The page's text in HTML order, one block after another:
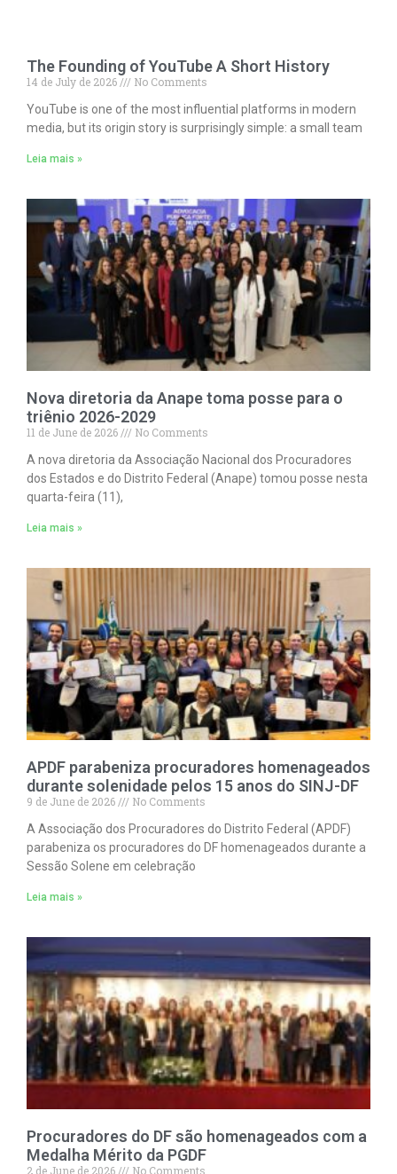
The Founding of YouTube A Short History
14 de July de 2026
No Comments
YouTube is one of the most influential platforms in modern
media, but its origin story is surprisingly simple: a small team
Leia mais »
Nova diretoria da Anape toma posse para o
triênio 2026-2029
11 de June de 2026
No Comments
A nova diretoria da Associação Nacional dos Procuradores
dos Estados e do Distrito Federal (Anape) tomou posse nesta
quarta-feira (11),
Leia mais »
APDF parabeniza procuradores homenageados
durante solenidade pelos 15 anos do SINJ-DF
9 de June de 2026
No Comments
A Associação dos Procuradores do Distrito Federal (APDF)
parabeniza os procuradores do DF homenageados durante a
Sessão Solene em celebração
Leia mais »
Procuradores do DF são homenageados com a
Medalha Mérito da PGDF
2 de June de 2026 No Comments